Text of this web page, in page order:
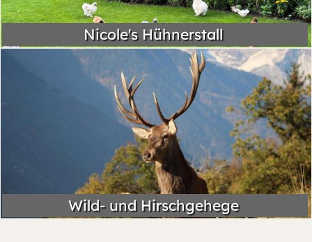
Nicole's Hühnerstall
Wild- und Hirschgehege